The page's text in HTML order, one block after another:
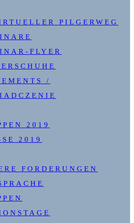
PILGERWEG
FLYER
/
2019
2019
FORDERUNGEN